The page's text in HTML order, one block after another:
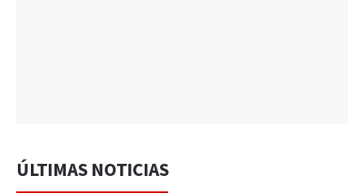
ÚLTIMAS NOTICIAS